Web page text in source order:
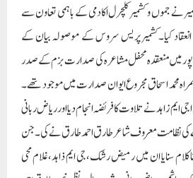
نے جموں و کشمیر کلچرل اکادمی کے باہمی تعاون سے
انعقاد کیا۔کشمیر پریس سروس کے موصولہ بیان کے
میں منعقد ہ محفل مشاعرہ کی صدارت بزم کے صدر
محمد اسحاق مجروع ایوان صدارت میں موجود تھے ۔
ایم زاہدنے تلاوت کا فریضہ انجام دیا اور ریاض ربانی
نظامت معروف شاعر طارق احمد طارق نے کی۔جن
سنایا ان میں رمیض رشک،جی ایم ذاہد،غلام محی